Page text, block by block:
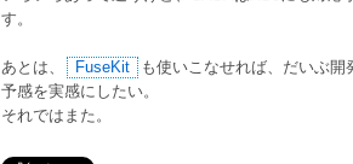
す。
あとは、 FuseKit
も使いこなせれば、だいぶ
予感を実感にしたい。
それではまた。